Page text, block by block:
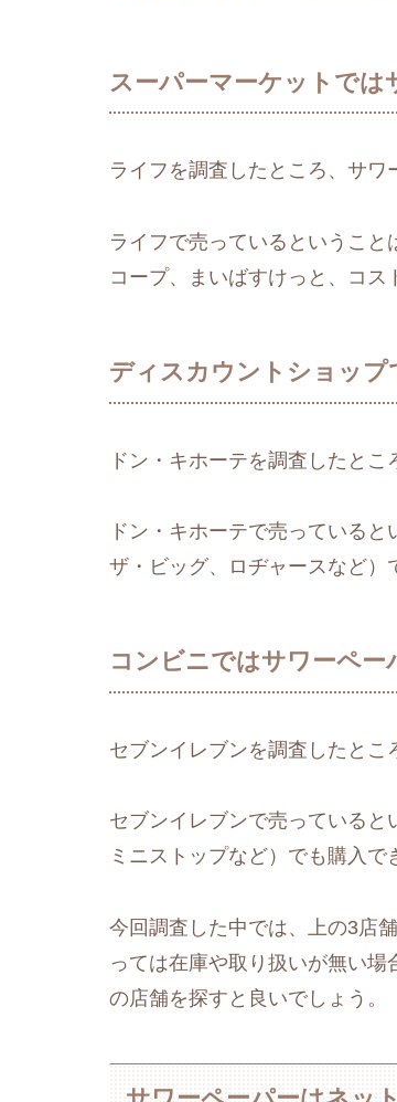
スーパーマーケットでは
ライフを調査したところ、サワ
ライフで売っているということ
コープ、まいばすけっと、コス
ディスカウントショッ
ドン・キホーテを調査したとこ
ドン・キホーテで売っている
ザ・ビッグ、ロヂャースなど）
コンビニではサワーペー
セブンイレブンを調査したとこ
セブンイレブンで売っていると
ミニストップなど）でも購入で
今回調査した中では、上の3店
っては在庫や取り扱いが無い
の店舗を探すと良いでしょう。